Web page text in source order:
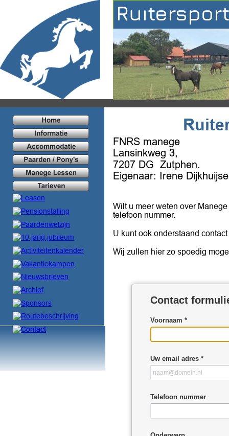
FNRS manege
Lansinkweg 3,
7207 DG  Zutphen.
Eigenaar: Irene
Wilt u meer weten over
telefoon nummer.
U kunt ook onderstaand
Wij zullen hier zo spoedig